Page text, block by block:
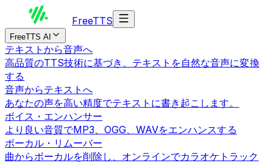
FreeTTS
FreeTTS AI
テキストから音声へ
高品質のTTS技術に基づき、テキストを自然な音声に変換
する
音声からテキストへ
あなたの声を高い精度でテキストに書き起こします。
ボイス・エンハンサー
より良い音質でMP3、OGG、WAVをエンハンスする
ボーカル・リムーバー
曲からボーカルを削除し、オンラインでカラオケトラック